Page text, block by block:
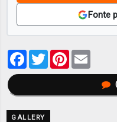
Fonte
Facebook
TwitterPinterest
GALLERY